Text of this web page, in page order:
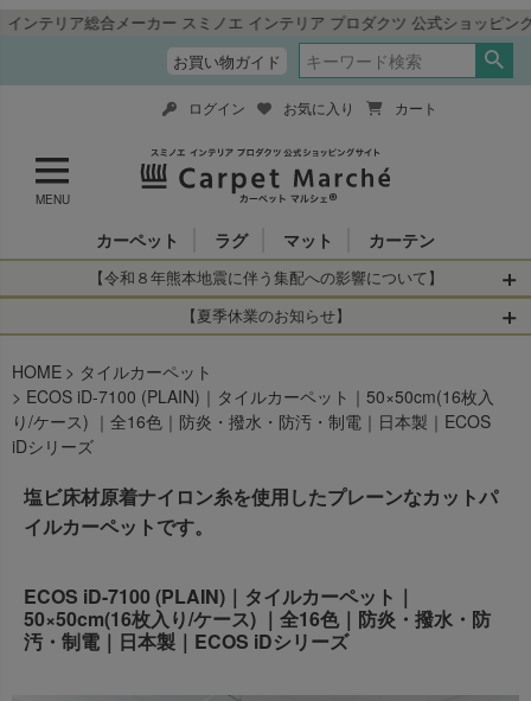
合メーカー スミノエ インテリア プロダクツ 公式ショッピングサイト「
お買い物ガイド
MENU
ログイン お気に入り カート
カーペット ラグ マット カーテン
【令和８年熊本地震に伴う集配への影響について】
令和8年熊本地震により、お亡くなりになられた方々に深く
お見舞い申し上げます。 この地震の影響により、現在、一
部地域を発着するお荷物のお届けに遅れが生じておりま
す。
・全国から九州あてのお荷物
・九州から全国あてのお荷物
サービスへの影響が変更となる場合がございます。
お客さまにはご不便をおかけいたしますが、何卒ご理解賜
りますようお願い申し上げます。
【夏季休業のお知らせ】
当店は は2026年8月11日(火)～2026年8月16日(日)
を休業とさせて頂きます。
休業中のご注文に関しては自動返信メールは届きますが、
当店からの注文確認メールの送信、当店へのお問い合わせ
へのご返答ができかねます。 休業明けから順次送信させて
いただきますのでよろしくお願いいたします。
商品の出荷は2026年8月18日(火)以降となります。
→ オーダー商品など、詳しくはこちらから
HOME
タイルカーペット
ECOS iD-7100 (PLAIN)｜タイルカーペット｜50×50cm(16枚入
り/ケース) ｜全16色｜防炎・撥水・防汚・制電｜日本製｜ECOS
iDシリーズ
塩ビ床材原着ナイロン糸を使用したプレーンなカットパ
イルカーペットです。
ECOS iD-7100 (PLAIN)｜タイルカーペット｜
50×50cm(16枚入り/ケース) ｜全16色｜防炎・撥水・防
汚・制電｜日本製｜ECOS iDシリーズ